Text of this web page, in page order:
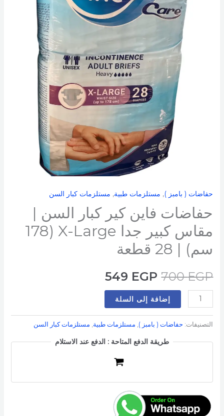
حفاضات ( بامبز ), مستلزمات طبية, مستلزمات كبار السن
حفاضات فاين كير كبار السن |
مقاس كبير جدا X-Large (178
سم) | 28 قطعة
700EGP
549 EGP
إضافة إلى السلة
التصنيفات: حفاضات ( بامبز ), مستلزمات طبية, مستلزمات كبار السن
طريقة الدفع المتاحة : الدفع عند الاستلام